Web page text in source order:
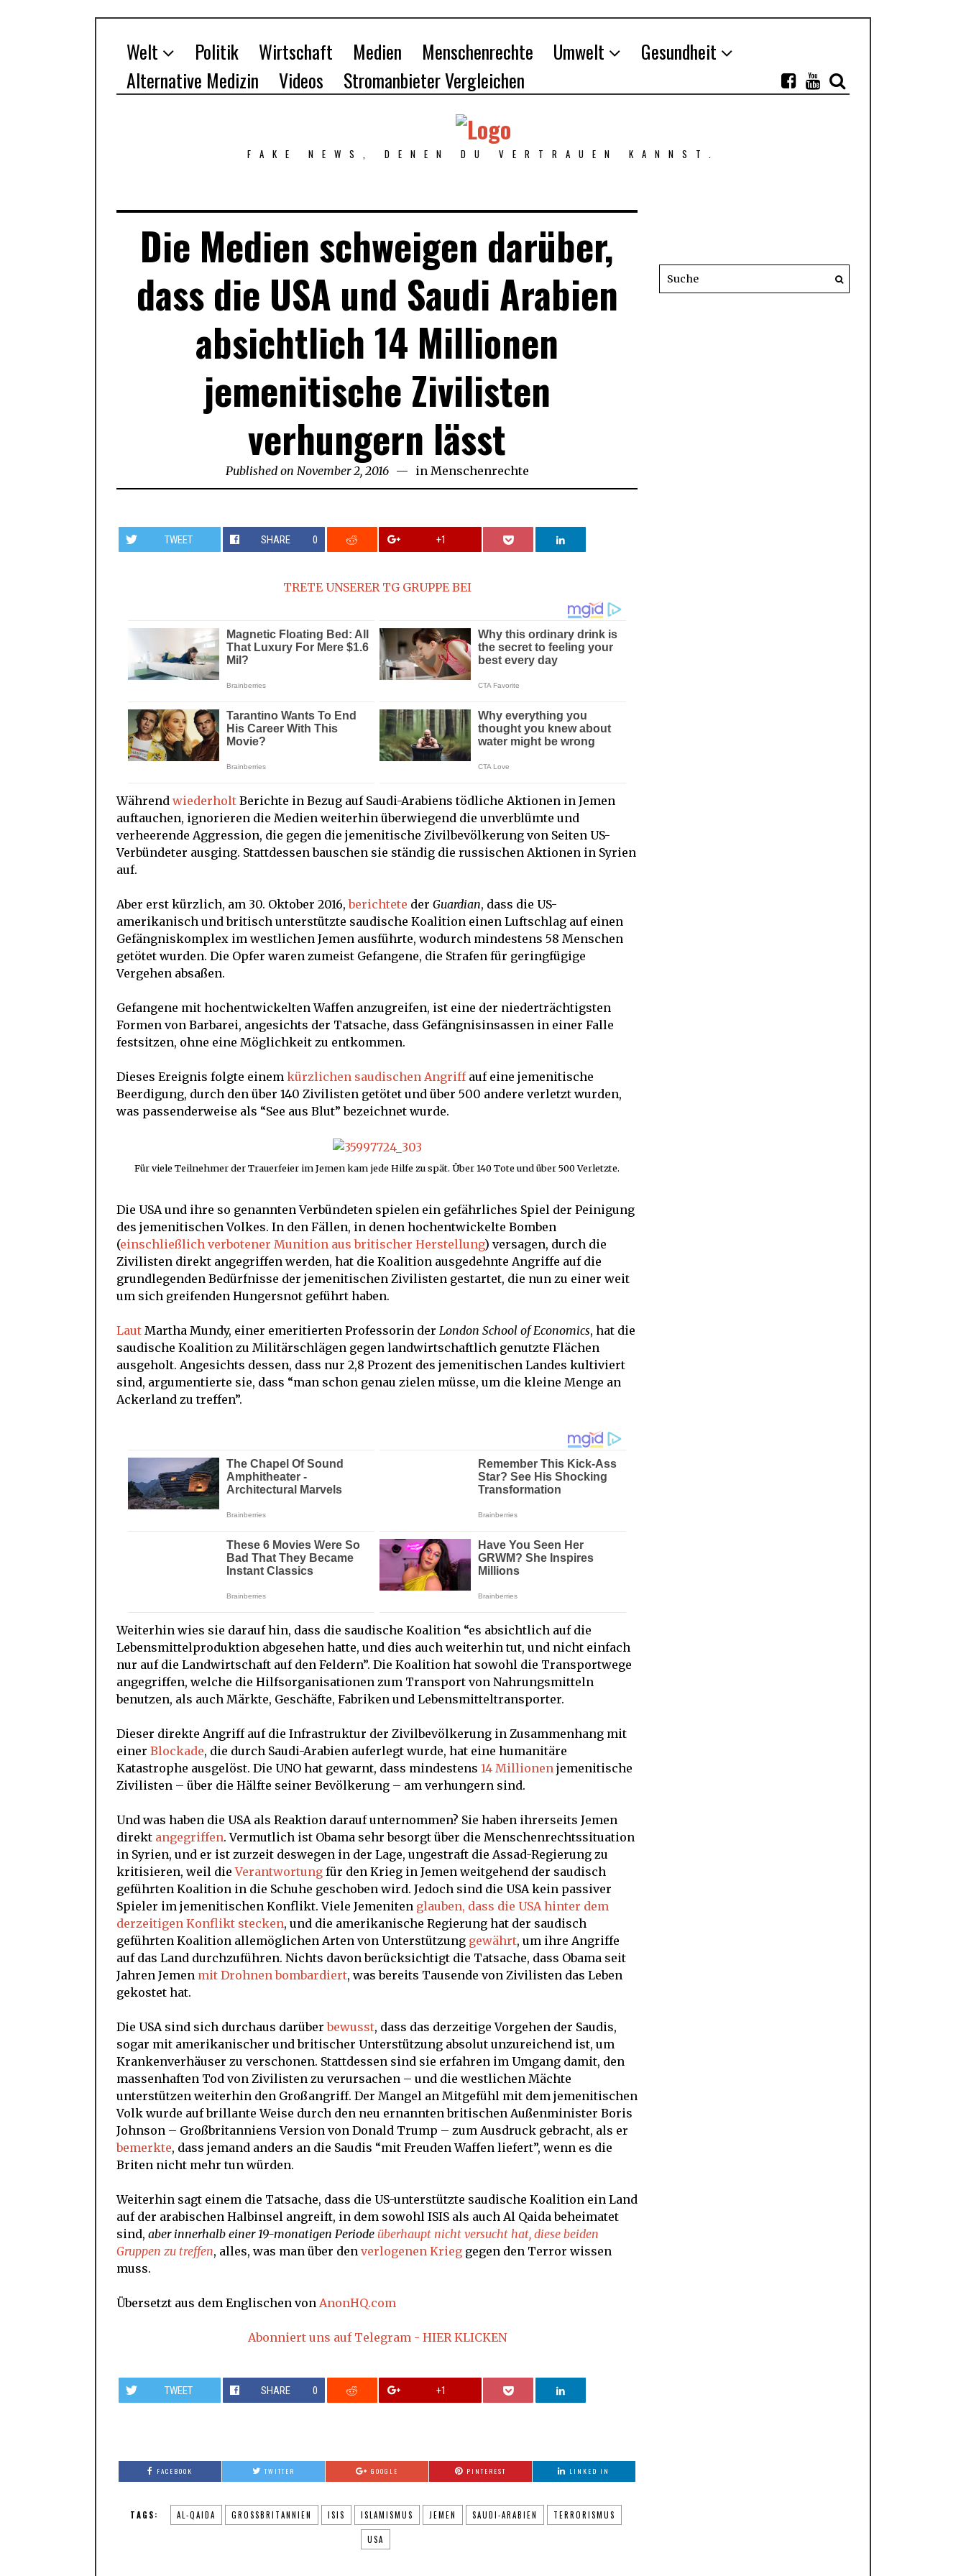
Welt Politik Wirtschaft Medien Menschenrechte Umwelt
Gesundheit
Alternative Medizin
Videos Stromanbieter Vergleichen
FAKE NEWS, DENEN DU VERTRAUEN KANNST.
Die Medien schweigen darüber,
dass die USA und Saudi Arabien
absichtlich 14 Millionen
jemenitische Zivilisten
verhungern lässt
Published on November 2, 2016November
2,
in Menschenrechte
TWEET SHARE 0 +1
TRETE UNSERER TG GRUPPE BEI
Während wiederholt Berichte in Bezug auf Saudi-Arabiens tödliche Aktionen in Jemen
auftauchen, ignorieren die Medien weiterhin überwiegend die unverblümte und
verheerende Aggression, die gegen die jemenitische Zivilbevölkerung von Seiten US-
Verbündeter ausging. Stattdessen bauschen sie ständig die russischen Aktionen in Syrien
auf.
Aber erst kürzlich, am 30. Oktober 2016,berichtete der Guardian, dass die US-
amerikanisch und britisch unterstützte saudische Koalition einen Luftschlag auf einen
Gefängniskomplex im westlichen Jemen ausführte, wodurch mindestens 58 Menschen
getötet wurden. Die Opfer waren zumeist Gefangene, die Strafen für geringfügige
Vergehen absaßen.
Gefangene mit hochentwickelten Waffen anzugreifen, ist eine der niederträchtigsten
Formen von Barbarei, angesichts der Tatsache, dass Gefängnisinsassen in einer Falle
festsitzen, ohne eine Möglichkeit zu entkommen.
Dieses Ereignis folgte einem kürzlichen saudischen Angriffauf eine jemenitische
Beerdigung, durch den über 140 Zivilisten getötet und über 500 andere verletzt wurden,
was passenderweise als “See aus Blut” bezeichnet wurde.
Für viele Teilnehmer der Trauerfeier im Jemen kam jede Hilfe zu spät. Über 140 Tote und über 500 Verletzte.
Die USA und ihre so genannten Verbündeten spielen ein gefährliches Spiel der Peinigung
des jemenitischen Volkes. In den Fällen, in denen hochentwickelte Bomben
(einschließlich verbotener Munition aus britischer Herstellung) versagen, durch die
Zivilisten direkt angegriffen werden, hat die Koalition ausgedehnte Angriffe auf die
grundlegenden Bedürfnisse der jemenitischen Zivilisten gestartet, die nun zu einer weit
um sich greifenden Hungersnot geführt haben.
Laut Martha Mundy, einer emeritierten Professorin der London School of Economics, hat die
saudische Koalition zu Militärschlägen gegen landwirtschaftlich genutzte Flächen
ausgeholt. Angesichts dessen, dass nur 2,8 Prozent des jemenitischen Landes kultiviert
sind, argumentierte sie, dass “man schon genau zielen müsse, um die kleine Menge an
Ackerland zu treffen”.
Weiterhin wies sie darauf hin, dass die saudische Koalition “es absichtlich auf die
Lebensmittelproduktion abgesehen hatte, und dies auch weiterhin tut, und nicht einfach
nur auf die Landwirtschaft auf den Feldern”. Die Koalition hat sowohl die Transportwege
angegriffen, welche die Hilfsorganisationen zum Transport von Nahrungsmitteln
benutzen, als auch Märkte, Geschäfte, Fabriken und Lebensmitteltransporter.
Dieser direkte Angriff auf die Infrastruktur der Zivilbevölkerung in Zusammenhang mit
einer Blockade, die durch Saudi-Arabien auferlegt wurde, hat eine humanitäre
Katastrophe ausgelöst. Die UNO hat gewarnt, dass mindestens 14 Millionen jemenitische
Zivilisten – über die Hälfte seiner Bevölkerung – am verhungern sind.
Und was haben die USA als Reaktion darauf unternommen? Sie haben ihrerseits Jemen
direkt angegriffen. Vermutlich ist Obama sehr besorgt über die Menschenrechtssituation
in Syrien, und er ist zurzeit deswegen in der Lage, ungestraft die Assad-Regierung zu
kritisieren, weil dieVerantwortung für den Krieg in Jemen weitgehend der saudisch
geführten Koalition in die Schuhe geschoben wird. Jedoch sind die USA kein passiver
Spieler im jemenitischen Konflikt. Viele Jemeniten glauben, dass die USA hinter dem
derzeitigen Konflikt stecken, und die amerikanische Regierung hat der saudisch
geführten Koalition allemöglichen Arten von Unterstützung gewährt, um ihre Angriffe
auf das Land durchzuführen. Nichts davon berücksichtigt die Tatsache, dass Obama seit
Jahren Jemen mit Drohnen bombardiert, was bereits Tausende von Zivilisten das Leben
gekostet hat.
Die USA sind sich durchaus darüberbewusst, dass das derzeitige Vorgehen der Saudis,
sogar mit amerikanischer und britischer Unterstützung absolut unzureichend ist, um
Krankenverhäuser zu verschonen. Stattdessen sind sie erfahren im Umgang damit, den
massenhaften Tod von Zivilisten zu verursachen – und die westlichen Mächte
unterstützen weiterhin den Großangriff. Der Mangel an Mitgefühl mit dem jemenitischen
Volk wurde auf brillante Weise durch den neu ernannten britischen Außenminister Boris
Johnson – Großbritanniens Version von Donald Trump – zum Ausdruck gebracht, als er
bemerkte, dass jemand anders an die Saudis “mit Freuden Waffen liefert”, wenn es die
Briten nicht mehr tun würden.
Weiterhin sagt einem die Tatsache, dass die US-unterstützte saudische Koalition ein Land
auf der arabischen Halbinsel angreift, in dem sowohl ISIS als auch Al Qaida beheimatet
sind, aber innerhalb einer 19-monatigen Periode überhaupt nicht versucht hat, diese beiden
Gruppen zu treffen, alles, was man über den verlogenen Krieg gegen den Terror wissen
muss.
Übersetzt aus dem Englischen von AnonHQ.com
Abonniert uns auf Telegram - HIER KLICKEN
TWEET SHARE 0 +1
FACEBOOK TWITTER GOOGLE PINTEREST LINKED IN
TAGS: AL-QAIDA GROSSBRITANNIEN ISIS ISLAMISMUS JEMEN SAUDI-ARABIEN TERRORISMUS
USA